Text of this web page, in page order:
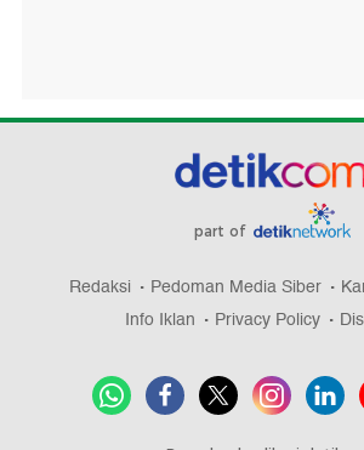
part of
Redaksi Pedoman Media Siber
Info Iklan
Privacy Policy